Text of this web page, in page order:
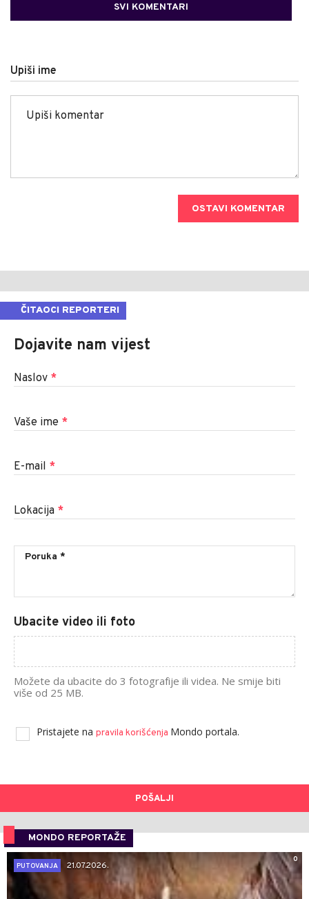
SVI KOMENTARI
Upiši ime
OSTAVI KOMENTAR
ČITAOCI REPORTERI
Dojavite nam vijest
Naslov *
Vaše ime *
E-mail *
Lokacija *
Ubacite video ili foto
Možete da ubacite do 3 fotografije ili videa. Ne smije biti
više od 25 MB.
Pristajete na pravila korišćenja Mondo portala.
POŠALJI
MONDO REPORTAŽE
0
PUTOVANJA
21.07.2026.